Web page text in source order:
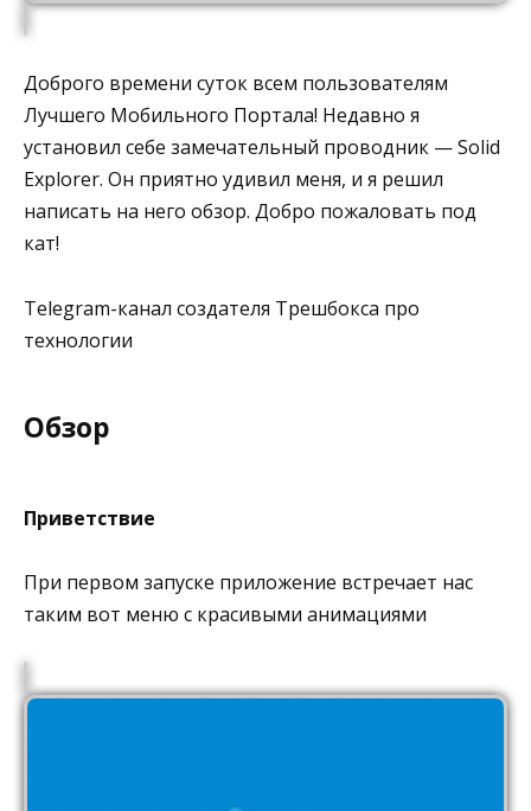
Доброго времени суток всем пользователям
Лучшего Мобильного Портала! Недавно я
установил себе замечательный проводник — Solid
Explorer. Он приятно удивил меня, и я решил
написать на него обзор. Добро пожаловать под
кат!
Telegram-канал создателя Трешбокса про
технологии
Обзор
Приветствие
При первом запуске приложение встречает нас
таким вот меню с красивыми анимациями